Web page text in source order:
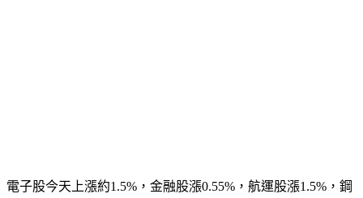
電子股今天上漲約1.5%，金融股漲0.55%，航運股漲1.5%，鋼